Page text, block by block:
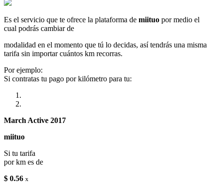
Es el servicio que te ofrece la plataforma de miituo por medio el
cual podrás cambiar de
modalidad en el momento que tú lo decidas, así tendrás una misma
tarifa sin importar cuántos km recorras.
Por ejemplo:
Si contratas tu pago por kilómetro para tu:
March Active 2017
miituo
Si tu tarifa
por km es de
$ 0.56 x